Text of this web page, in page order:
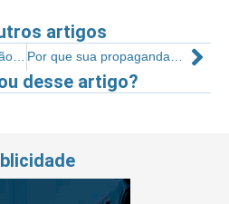
artigos
Não é mais uma questão de “se”, mas sim de “quando” sua academia precisará considerar as vendas online Por que sua propaganda é percebida como enganosa?
desse artigo?